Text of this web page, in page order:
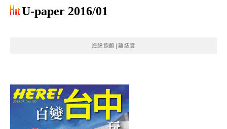
U-paper 2016/01
海綿飽飽|雜誌賞